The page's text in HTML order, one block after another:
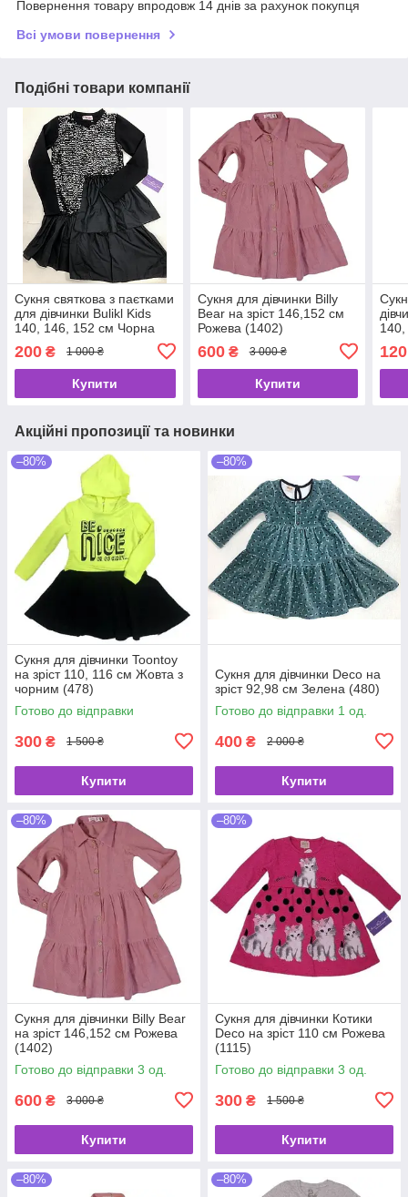
Повернення товару впродовж 14 днів за рахунок покупця
Всі умови повернення
Подібні товари компанії
Сукня святкова з паєтками
для дівчинки Bulikl Kids
140, 146, 152 см Чорна
200 ₴ 1 000 ₴
Купити
Сукня для дівчинки Billy
Bear на зріст 146,152 см
Рожева (1402)
600₴ 3 000 ₴
Купити
120
Акційні пропозиції та новинки
–80%
Сукня для дівчинки Toontoy
на зріст 110, 116 см Жовта з
чорним (478)
Готово до відправки
300 ₴ 1 500 ₴
Купити
–80%
Сукня для дівчинки Deco на
зріст 92,98 см Зелена (480)
Готово до відправки 1 од.
400 ₴ 2 000 ₴
Купити
–80%
Сукня для дівчинки Billy Bear
на зріст 146,152 см Рожева
(1402)
Готово до відправки 3 од.
600 ₴ 3 000 ₴
Купити
–80%
Сукня для дівчинки Котики
Deco на зріст 110 см Рожева
(1115)
Готово до відправки 3 од.
300 ₴ 1 500 ₴
Купити
–80% –80%